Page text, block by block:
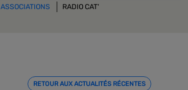
ASSOCIATIONS
RADIO CAT'
RETOUR AUX ACTUALITÉS RÉCENTES